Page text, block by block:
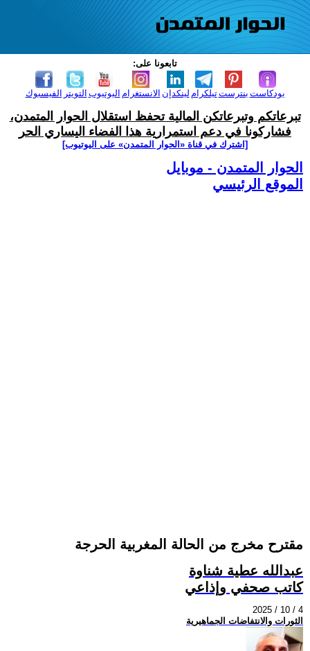
تابعونا على:
الفيسبوك التويتر اليوتيوب الانستغرام لينكدإن تيلكرامبنترست بودكاست
تبرعاتكم وتبرعاتكن المالية تحفظ استقلال الحوار المتمدن،
فشاركونا في دعم استمرارية هذا الفضاء اليساري الحر
[اشترك في قناة ‫«الحوار المتمدن» على اليوتيوب]
الحوار المتمدن - موبايل
الموقع الرئيسي
مقترح مخرج من الحالة المغربية الحرجة
عبدالله عطية شناوة
كاتب صحفي وإذاعي
2025 / 10 / 4
الثورات والانتفاضات الجماهيرية